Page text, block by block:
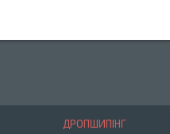
ДРОПШИПІНГ